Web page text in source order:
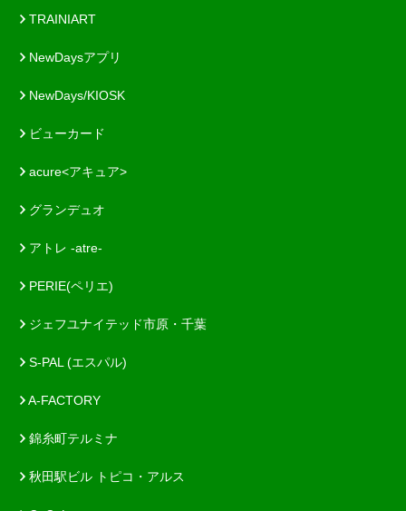
TRAINIART
NewDaysアプリ
NewDays/KIOSK
ビューカード
acure<アキュア>
グランデュオ
アトレ -atre-
PERIE(ペリエ)
ジェフユナイテッド市原・千葉
S-PAL (エスパル)
A-FACTORY
錦糸町テルミナ
秋田駅ビル トピコ・アルス